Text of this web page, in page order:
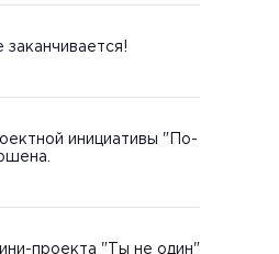
инициативы "По-
проекта "Ты не один"